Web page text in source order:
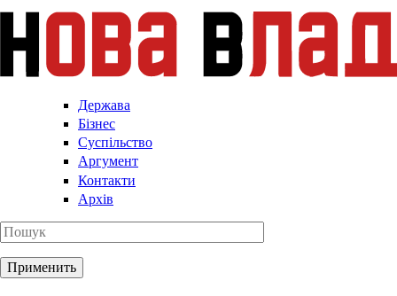
Держава
Бізнес
Суспільство
Аргумент
Контакти
Архів